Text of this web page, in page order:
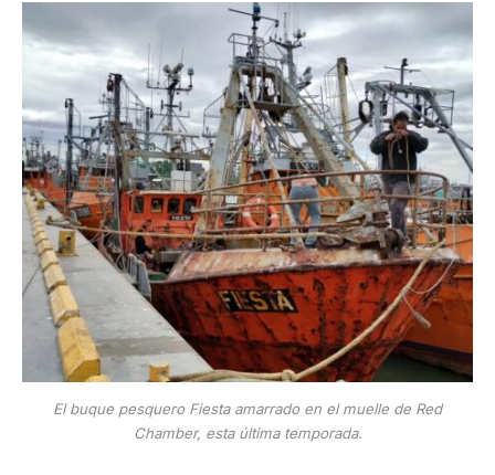
El buque pesquero Fiesta amarrado en el muelle de Red
Chamber, esta última temporada.